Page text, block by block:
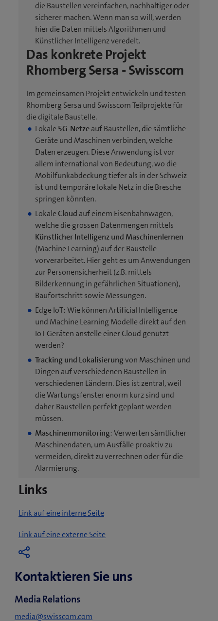
die Baustellen vereinfachen, nachhaltiger oder
sicherer machen. Wenn man so will, werden
hier die Daten mittels Algorithmen und
Künstlicher Intelligenz veredelt.
Das konkrete Projekt
Rhomberg Sersa - Swisscom
Im gemeinsamen Projekt entwickeln und testen
Rhomberg Sersa und Swisscom Teilprojekte für
die digitale Baustelle.
Lokale5G-Netzeauf Baustellen, die sämtliche
Geräte und Maschinen verbinden, welche
Daten erzeugen. Diese Anwendung ist vor
allem international von Bedeutung, wo die
Mobilfunkabdeckung tiefer als in der Schweiz
ist und temporäre lokale Netz in die Bresche
springen könnten.
LokaleCloud auf einem Eisenbahnwagen,
welche die grossen Datenmengen mittels
Künstlicher Intelligenz und Maschinenlernen
(Machine Learning) auf der Baustelle
vorverarbeitet. Hier geht es um Anwendungen
zur Personensicherheit (z.B. mittels
Bilderkennung in gefährlichen Situationen),
Baufortschritt sowie Messungen.
Edge IoT: Wie können Artificial Intelligence
und Machine Learning Modelle direkt auf den
IoT Geräten anstelle einer Cloud genutzt
werden?
Tracking und Lokalisierungvon Maschinen und
Dingen auf verschiedenen Baustellen in
verschiedenen Ländern. Dies ist zentral, weil
die Wartungsfenster enorm kurz sind und
daher Baustellen perfekt geplant werden
müssen.
Maschinenmonitoring: Verwerten sämtlicher
Maschinendaten, um Ausfälle proaktiv zu
vermeiden, direkt zu verrechnen oder für die
Alarmierung.
Links
Link auf eine interne Seite
Link auf eine externe Seite(
n
Kontaktieren Sie uns
Media Relations
media@swisscom.com